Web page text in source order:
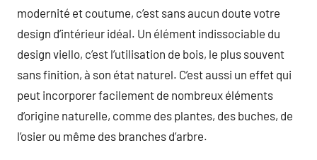
modernité et coutume, c’est sans aucun doute votre
design d’intérieur idéal. Un élément indissociable du
design viello, c’est l’utilisation de bois, le plus souvent
sans finition, à son état naturel. C’est aussi un effet qui
peut incorporer facilement de nombreux éléments
d’origine naturelle, comme des plantes, des buches, de
l’osier ou même des branches d’arbre.